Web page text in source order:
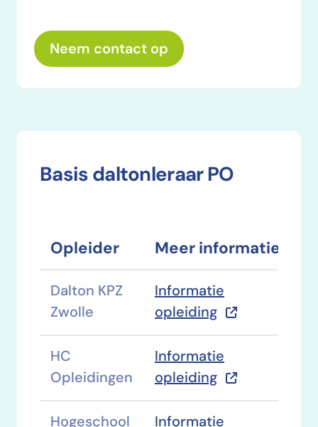
Neem contact op
Basis daltonleraar PO
Opleider Meer informatie
Dalton KPZ
Zwolle
Informatie
opleiding
HC
Opleidingen
Informatie
opleiding
Hogeschool
Informatie